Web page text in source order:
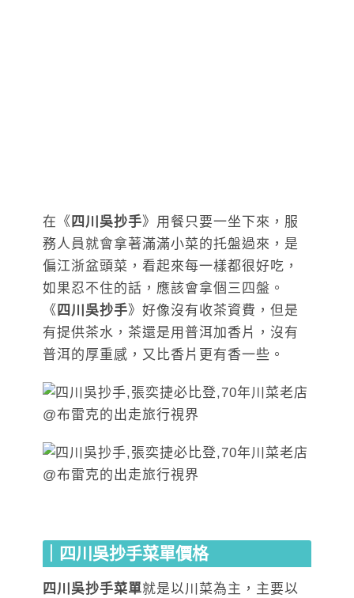
在《 四川吳抄手》用餐只要一坐下來，服
務人員就會拿著滿滿小菜的托盤過來，是
偏江浙盆頭菜，看起來每一樣都很好吃，
如果忍不住的話，應該會拿個三四盤。
《 四川吳抄手》好像沒有收茶資費，但是
有提供茶水，茶還是用普洱加香片，沒有
普洱的厚重感，又比香片更有香一些。
｜四川吳抄手菜單價格
四川吳抄手菜單就是以川菜為主，主要以